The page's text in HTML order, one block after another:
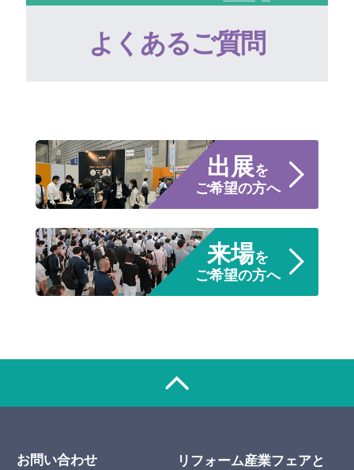
よくあるご質問
出展を
ご希望の方へ
来場を
ご希望の方へ
お問い合わせ
リフォーム産業フェアと